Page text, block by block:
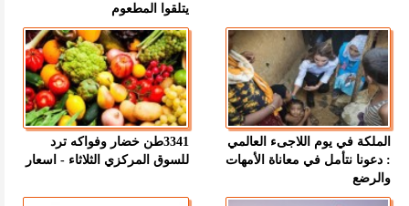
يتلقوا المطعوم
الملكة في يوم اللاجىء العالمي
: دعونا نتأمل في معاناة الأمهات
والرضع
3341طن خضار وفواكه ترد
للسوق المركزي الثلاثاء - اسعار